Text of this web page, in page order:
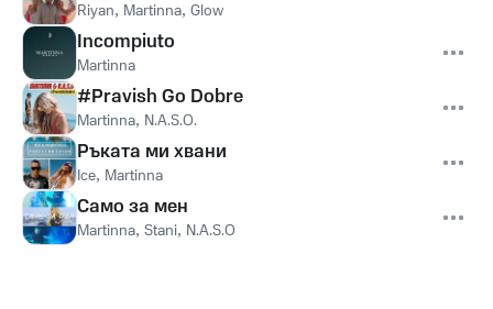
Riyan, Martinna, Glow
Incompiuto
Martinna
#Pravish Go Dobre
Martinna, N.A.S.O.
Ръката ми хвани
Ice, Martinna
Само за мен
Martinna, Stani, N.A.S.O